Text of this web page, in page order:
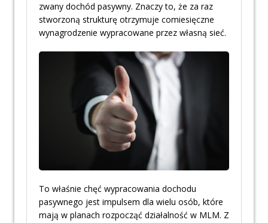
zwany dochód pasywny. Znaczy to, że za raz
stworzoną strukturę otrzymuje comiesięczne
wynagrodzenie wypracowane przez własną sieć.
To właśnie chęć wypracowania dochodu
pasywnego jest impulsem dla wielu osób, które
mają w planach rozpocząć działalność w MLM. Z